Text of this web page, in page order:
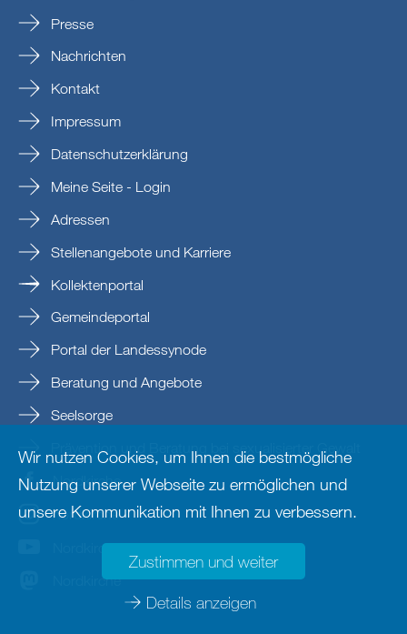
Presse
Nachrichten
Kontakt
Impressum
Datenschutzerklärung
Meine Seite - Login
Adressen
Stellenangebote und Karriere
Kollektenportal
Gemeindeportal
Portal der Landessynode
Beratung und Angebote
Seelsorge
Prävention und Beratung bei sexualisierter Gewalt
Nordkirche
nordkirche
Nordkirche
Nordkirche
Wir nutzen Cookies, um Ihnen die bestmögliche
Nutzung unserer Webseite zu ermöglichen und
unsere Kommunikation mit Ihnen zu verbessern.
Zustimmen und weiter
Details anzeigen